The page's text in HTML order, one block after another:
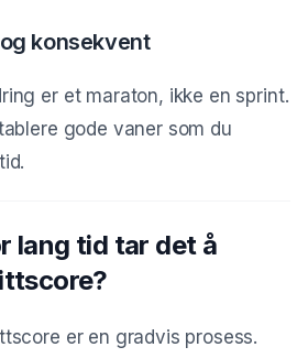
konsekvent
er et maraton, ikke en sprint.
gode vaner som du
lang tid tar det å
er en gradvis prosess.